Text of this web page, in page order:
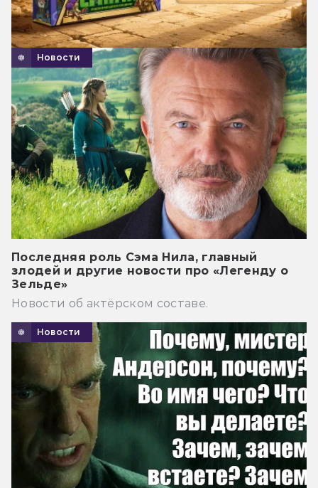
Новости
Последняя роль Сэма Нила, главный
злодей и другие новости про «Легенду о
Зельде»
Новости об актёрском составе.
Новости